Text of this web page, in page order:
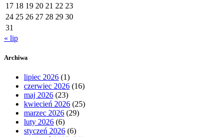
17 18 19 20 21 22 23
24 25 26 27 28 29 30
31
« lip
Archiwa
lipiec 2026 (1)
czerwiec 2026 (16)
maj 2026 (23)
kwiecień 2026 (25)
marzec 2026 (29)
luty 2026 (6)
styczeń 2026 (6)